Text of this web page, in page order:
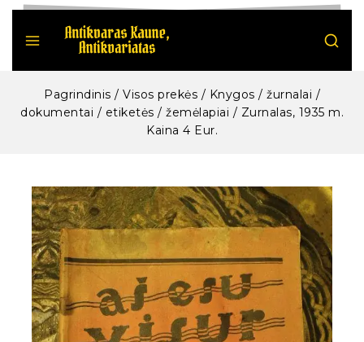
Pagrindinis / Visos prekės / Knygos / žurnalai /
dokumentai / etiketės / žemėlapiai / Zurnalas, 1935 m.
Kaina 4 Eur.